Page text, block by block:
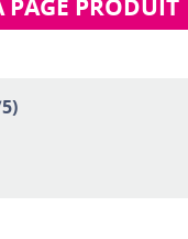
5)